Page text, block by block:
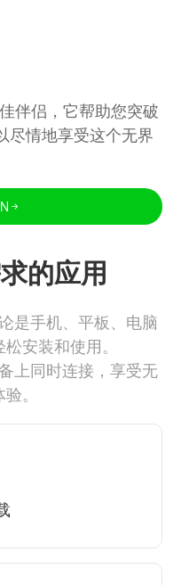
伴侣，它帮助您突破
尽情地享受这个无界
的应用
是手机、平板、电脑
安装和使用。
上同时连接，享受无
。